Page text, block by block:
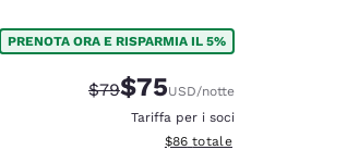
PRENOTA ORA E RISPARMIA IL 5%
Tariffa di barratura:
$79Tariffa scontata:
$75USD/notte
Tariffa per i soci
Visualizza i dettagli totali
$86 totale